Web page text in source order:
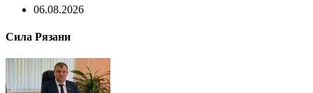
06.08.2026
Сила Рязани